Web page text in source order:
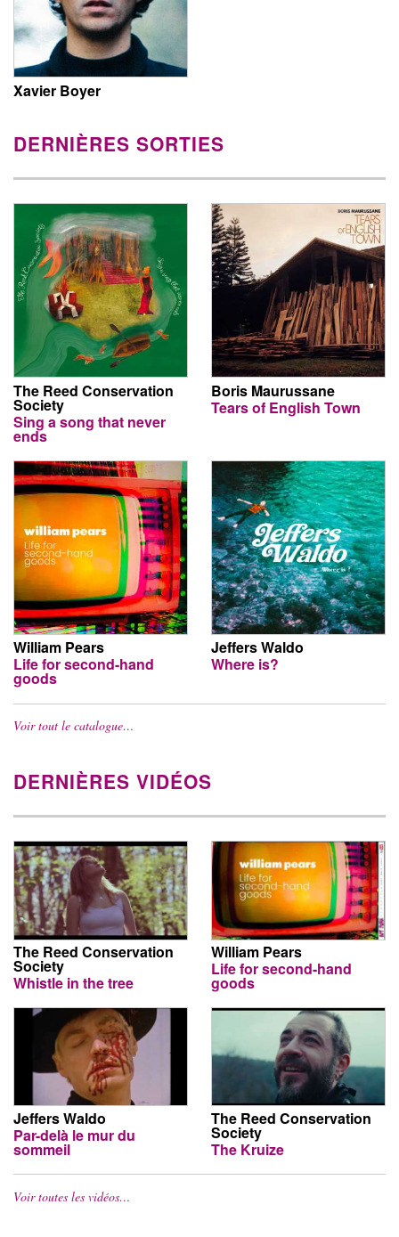
Xavier Boyer
DERNIÈRES SORTIES
The Reed Conservation
Society
Sing a song that never
ends
Boris Maurussane
Tears of English Town
William Pears
Life for second-hand
goods
Jeffers Waldo
Where is?
Voir tout le catalogue…
DERNIÈRES VIDÉOS
The Reed Conservation
Society
Whistle in the tree
William Pears
Life for second-hand
goods
Jeffers Waldo
Par-delà le mur du
sommeil
The Reed Conservation
Society
The Kruize
Voir toutes les vidéos…